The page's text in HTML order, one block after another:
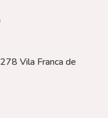
Vila Franca de